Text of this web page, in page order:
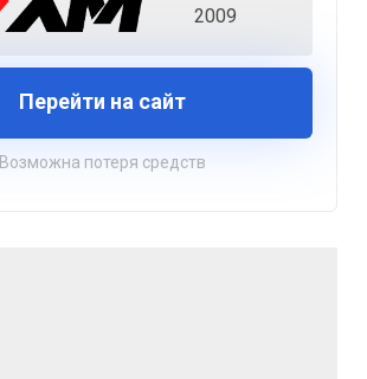
2009
Перейти на сайт
Возможна потеря средств